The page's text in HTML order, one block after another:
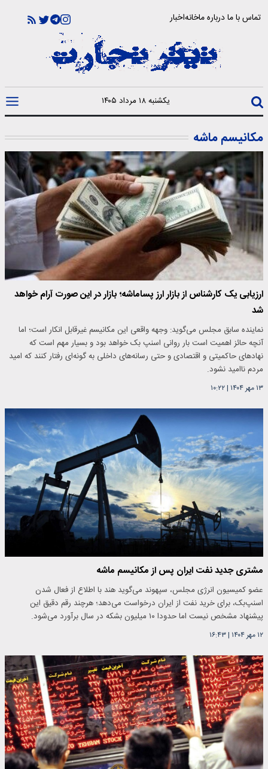
تماس با مادرباره ماخانهاخبار
یکشنبه ۱۸ مرداد ۱۴۰۵
مکانیسم ماشه
ارزیابی یک کارشناس از بازار ارز پساماشه؛ بازار در این صورت آرام خواهد
شد
نماینده سابق مجلس می‌گوید: وجهه واقعی این مکانیسم غیرقابل انکار است؛ اما
آنچه حائز اهمیت است بار روانی اسنپ بک خواهد بود و بسیار مهم است که
نهادهای حاکمیتی و اقتصادی و حتی رسانه‌های داخلی به گونه‌ای رفتار کنند که امید
مردم ناامید نشود.
۱۳ مهر ۱۴۰۴ |۱۰:۲۲
مشتری جدید نفت ایران پس از مکانیسم ماشه
عضو کمیسیون انرژی مجلس، سپهوند می‌گوید هند با اطلاع از فعال شدن
اسنپ‌بک، برای خرید نفت از ایران درخواست می‌دهد؛ هرچند رقم دقیق این
پیشنهاد مشخص نیست اما حدودا ۱۰ میلیون بشکه در سال برآورد می‌شود.
۱۲ مهر ۱۴۰۴ |۱۶:۴۳